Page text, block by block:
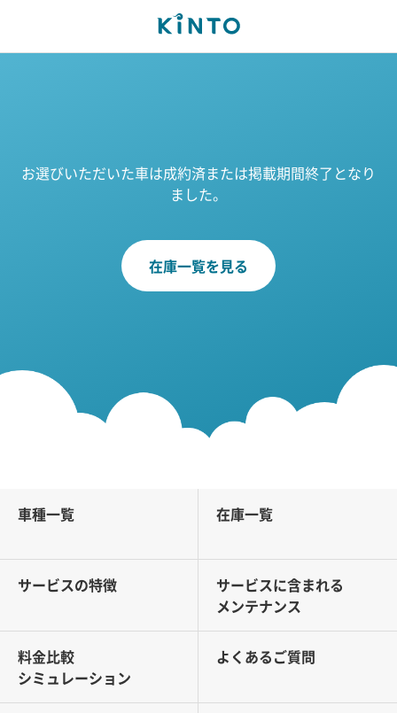
お選びいただいた車は成約済または掲載期間終了となり
ました。
在庫一覧を見る
車種一覧 在庫一覧
サービスの特徴
サービスに含まれる
メンテナンス
料金比較
シミュレーション
よくあるご質問